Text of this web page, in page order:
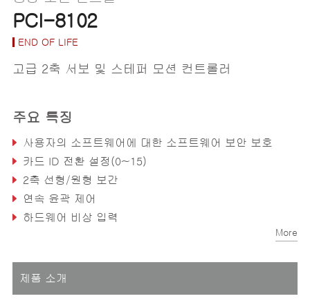
PCI-8102
END OF LIFE
고급 2축 서보 및 스테퍼 모션 컨트롤러
주요 특징
사용자의 소프트웨어에 대한 소프트웨어 보안 보호
카드 ID 전환 설정(0~15)
2축 선형/원형 보간
연속 윤곽 제어
하드웨어 비상 입력
More
제품 소개